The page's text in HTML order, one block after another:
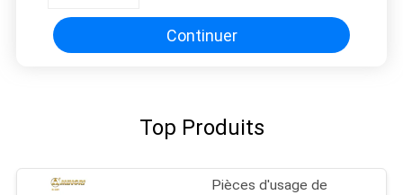
Continuer
Top Produits
Pièces d'usage de